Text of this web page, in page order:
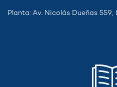
Planta: Av. Nicolás Dueñas 559,